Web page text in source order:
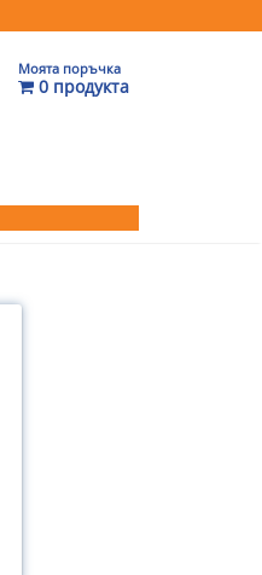
Моята поръчка
0 продукта